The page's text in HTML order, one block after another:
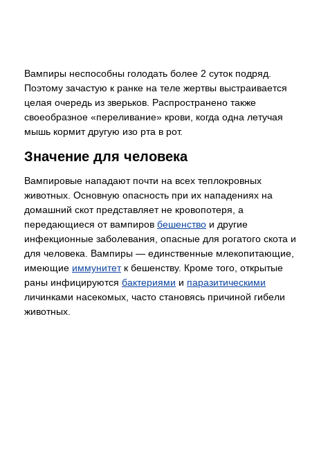
Вампиры неспособны голодать более 2 суток подряд.
Поэтому зачастую к ранке на теле жертвы выстраивается
целая очередь из зверьков. Распространено также
своеобразное «переливание» крови, когда одна летучая
мышь кормит другую изо рта в рот.
Значение для человека
Вампировые нападают почти на всех теплокровных
животных. Основную опасность при их нападениях на
домашний скот представляет не кровопотеря, а
передающиеся от вампиров бешенство и другие
инфекционные заболевания, опасные для рогатого скота и
для человека. Вампиры — единственные млекопитающие,
имеющие иммунитетк бешенству. Кроме того, открытые
раны инфицируются бактериями и паразитическими
личинками насекомых, часто становясь причиной гибели
животных.